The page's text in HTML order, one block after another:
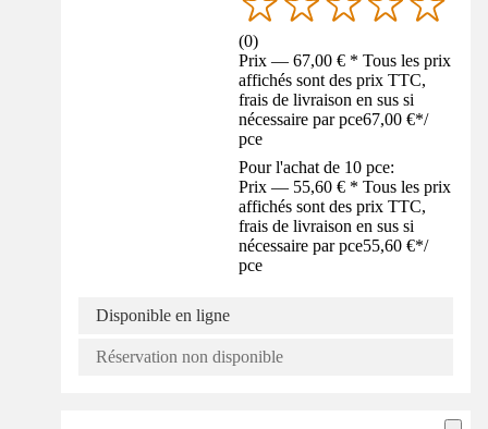
(0)
Prix — 67,00 € * Tous les prix
affichés sont des prix TTC,
frais de livraison en sus si
nécessaire par pce67,00 €*/
pce
Pour l'achat de 10 pce:
Prix — 55,60 € * Tous les prix
affichés sont des prix TTC,
frais de livraison en sus si
nécessaire par pce55,60 €*/
pce
Disponible en ligne
Réservation non disponible